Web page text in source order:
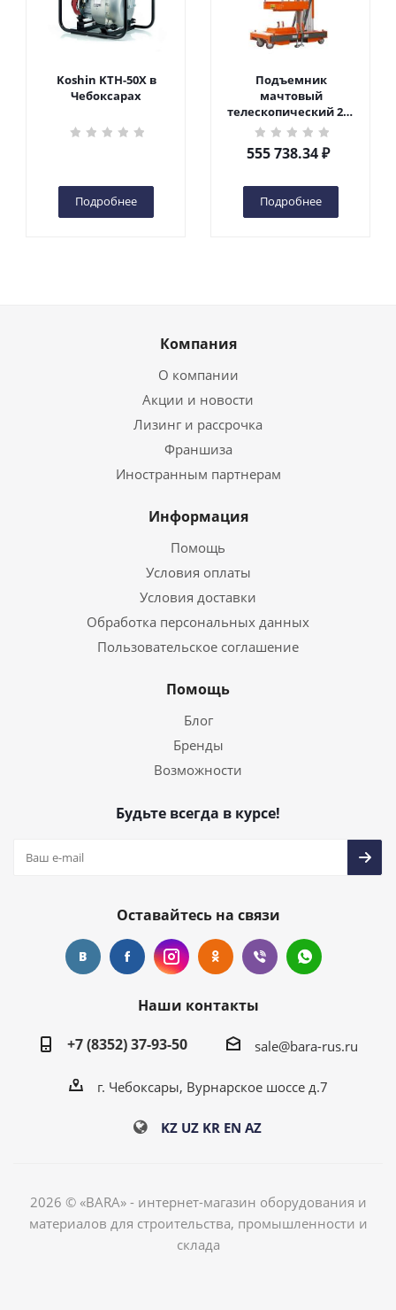
Koshin KTH-50X в
Чебоксарах
Подробнее
Подъемник
мачтовый
телескопический 200
кг 6 м TOR GTWY6-200S
DC 2-мачтовый
(автономный) (G) в
555 738.34₽
Подробнее
Компания
О компании
Акции и новости
Лизинг и рассрочка
Франшиза
Иностранным партнерам
Информация
Помощь
Условия оплаты
Условия доставки
Обработка персональных данных
Пользовательское соглашение
Помощь
Блог
Бренды
Возможности
Будьте всегда в курсе!
Оставайтесь на связи
Наши контакты
+7 (8352) 37-93-50
sale@bara-rus.ru
г. Чебоксары, Вурнарское шоссе д.7
KZ UZ KR EN AZ
2026 © «BARA» - интернет-магазин оборудования и
материалов для строительства, промышленности и
склада